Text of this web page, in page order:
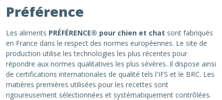
Préférence
Les aliments PRÉFÉRENCE® pour chien et chat sont fabriqués
en France dans le respect des normes européennes. Le site de
production utilise les technologies les plus récentes pour
répondre aux normes qualitatives les plus sévères. Il dispose ainsi
de certifications internationales de qualité tels l'IFS et le BRC. Les
matières premières utilisées pour les recettes sont
rigoureusement sélectionnées et systématiquement contrôlées.